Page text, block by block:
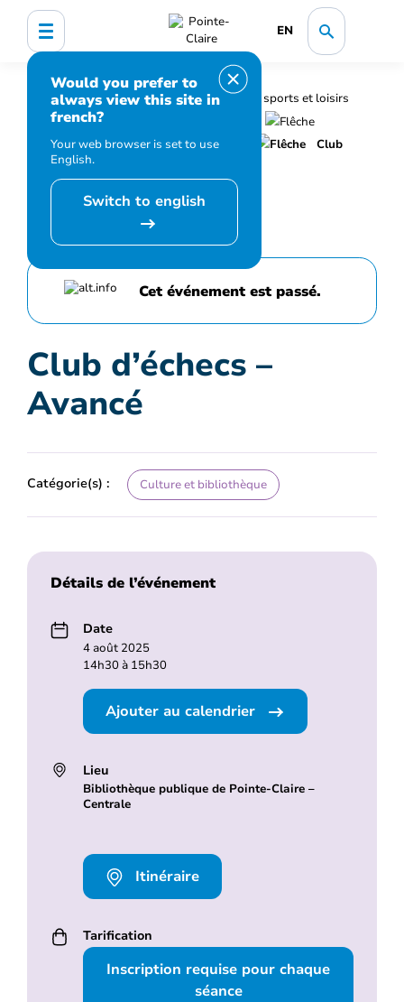
EN
Would you prefer to
always view this site in
french?
Your web browser is set to use
English.
Switch to english
Accueil
Bibliothèque, culture, sports et loisirs
Programmation et inscription
Calendrier des événements et activités
Club
d’échecs – Avancé
Cet événement est passé.
Club d’échecs –
Avancé
Catégorie(s) : Culture et bibliothèque
Détails de l’événement
Date
4 août 2025
14h30 à 15h30
Ajouter au calendrier
Lieu
Bibliothèque publique de Pointe-Claire –
Centrale
Itinéraire
Tarification
Inscription requise pour chaque
séance